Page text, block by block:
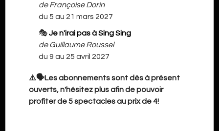
de Françoise Dorin
du 5 au 21 mars 2027
🎭Je n'irai pas à Sing Sing
de Guillaume Roussel
du 9 au 25 avril 2027
⚠️🗣️Les abonnements sont dès à présent
ouverts, n'hésitez plus afin de pouvoir
profiter de 5 spectacles au prix de 4!